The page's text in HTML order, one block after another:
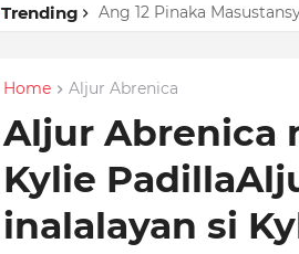
Trending Ang 12 Pinaka
Home Aljur Abrenica
Aljur Abrenica
Kylie
inalalayan si